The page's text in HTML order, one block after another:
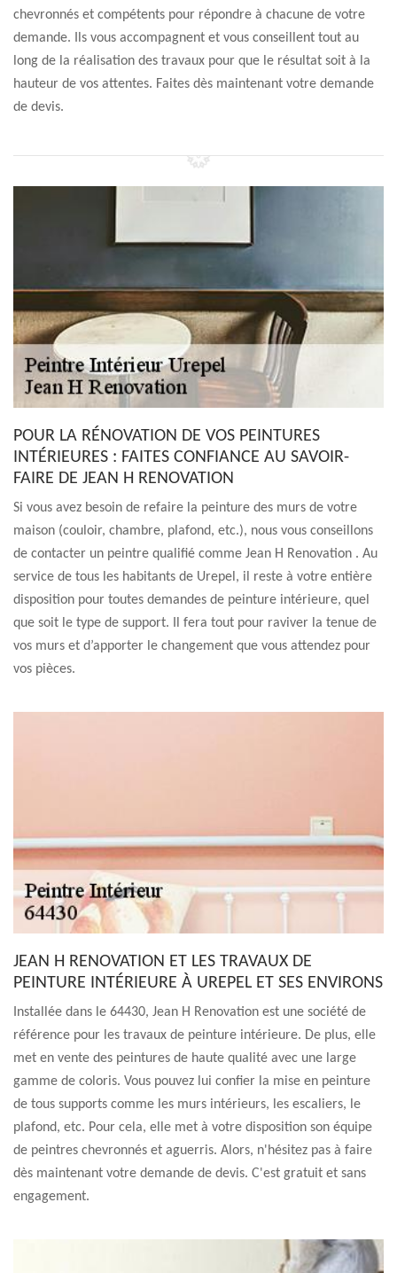
chevronnés et compétents pour répondre à chacune de votre
demande. Ils vous accompagnent et vous conseillent tout au
long de la réalisation des travaux pour que le résultat soit à la
hauteur de vos attentes. Faites dès maintenant votre demande
de devis.
POUR LA RÉNOVATION DE VOS PEINTURES
INTÉRIEURES : FAITES CONFIANCE AU SAVOIR-
FAIRE DE JEAN H RENOVATION
Si vous avez besoin de refaire la peinture des murs de votre
maison (couloir, chambre, plafond, etc.), nous vous conseillons
de contacter un peintre qualifié comme Jean H Renovation . Au
service de tous les habitants de Urepel, il reste à votre entière
disposition pour toutes demandes de peinture intérieure, quel
que soit le type de support. Il fera tout pour raviver la tenue de
vos murs et d’apporter le changement que vous attendez pour
vos pièces.
JEAN H RENOVATION ET LES TRAVAUX DE
PEINTURE INTÉRIEURE À UREPEL ET SES ENVIRONS
Installée dans le 64430, Jean H Renovation est une société de
référence pour les travaux de peinture intérieure. De plus, elle
met en vente des peintures de haute qualité avec une large
gamme de coloris. Vous pouvez lui confier la mise en peinture
de tous supports comme les murs intérieurs, les escaliers, le
plafond, etc. Pour cela, elle met à votre disposition son équipe
de peintres chevronnés et aguerris. Alors, n'hésitez pas à faire
dès maintenant votre demande de devis. C'est gratuit et sans
engagement.